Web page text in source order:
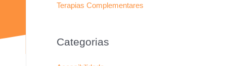
Terapias Complementares
Categorias